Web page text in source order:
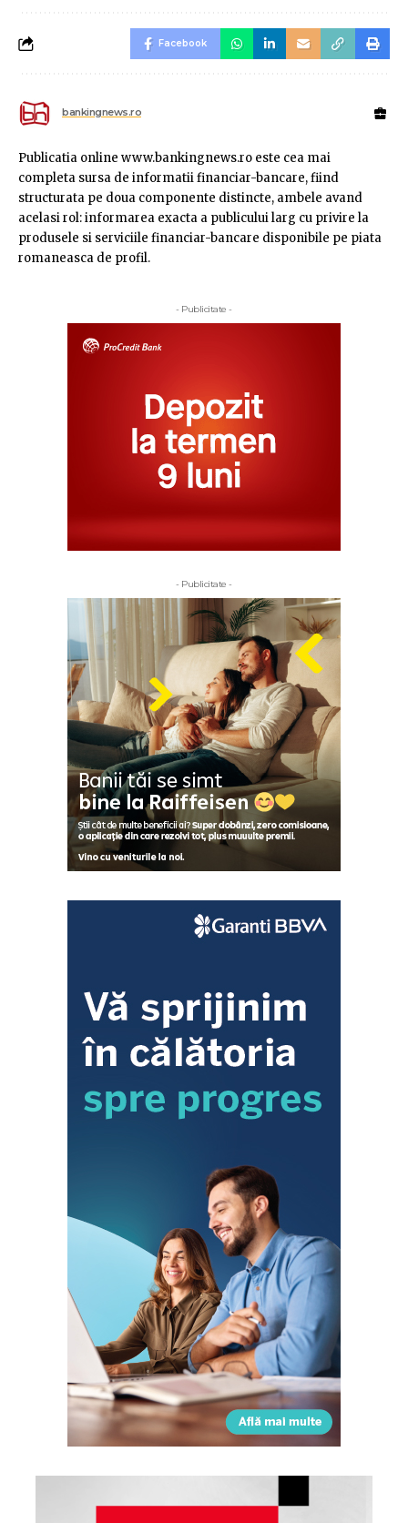
Facebook
bankingnews.ro
Publicatia online www.bankingnews.ro este cea mai
completa sursa de informatii financiar-bancare, fiind
structurata pe doua componente distincte, ambele avand
acelasi rol: informarea exacta a publicului larg cu privire la
produsele si serviciile financiar-bancare disponibile pe piata
romaneasca de profil.
- Publicitate -
- Publicitate -